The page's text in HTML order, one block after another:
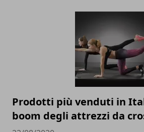
Prodotti più venduti in
boom degli attrezzi da